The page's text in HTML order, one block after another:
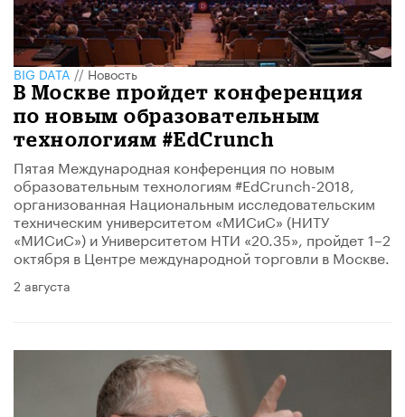
BIG DATA//Новость
В Москве пройдет конференция
по новым образовательным
технологиям #EdCrunch
Пятая Международная конференция по новым
образовательным технологиям #EdCrunch-2018,
организованная Национальным исследовательским
техническим университетом «МИСиС» (НИТУ
«МИСиС») и Университетом НТИ «20.35», пройдет 1–2
октября в Центре международной торговли в Москве.
2 августа